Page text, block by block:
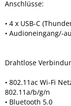
Anschlüsse:
• 4 x USB-C
• Audioneingang/-
Drahtlose
• 802.11ac Wi-Fi
802.11a/b/g/n
• Bluetooth 5.0